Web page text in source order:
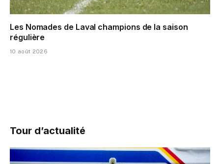
Les Nomades de Laval champions de la saison
régulière
10 août 2026
Tour d’actualité